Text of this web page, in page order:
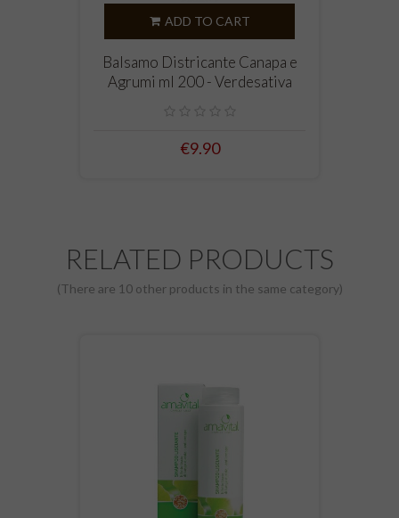
ADD TO CART
Balsamo Districante Canapa e
Agrumi ml 200 - Verdesativa
€9.90
RELATED PRODUCTS
(There are 10 other products in the same category)